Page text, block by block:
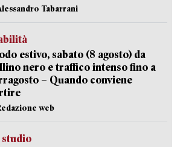
Tabarrani
estivo, sabato (8 agosto) da
nero e traffico intenso fino a
– Quando conviene
web
studio